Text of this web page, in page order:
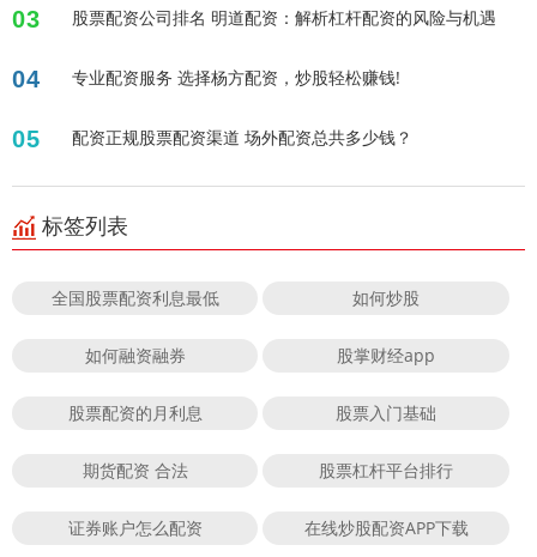
03 股票配资公司排名 明道配资：解析杠杆配资的风险与机遇
04 专业配资服务 选择杨方配资，炒股轻松赚钱!
05 配资正规股票配资渠道 场外配资总共多少钱？
标签列表
全国股票配资利息最低 如何炒股
如何融资融券 股掌财经app
股票配资的月利息 股票入门基础
期货配资 合法 股票杠杆平台排行
证券账户怎么配资 在线炒股配资APP下载